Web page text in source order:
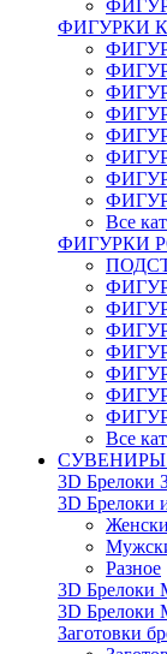
ФИГУРКИ
Все
ФИГУРКИ
Все
3D Брелоки
3D Брелоки
Разное
3D
3D
Заготовки